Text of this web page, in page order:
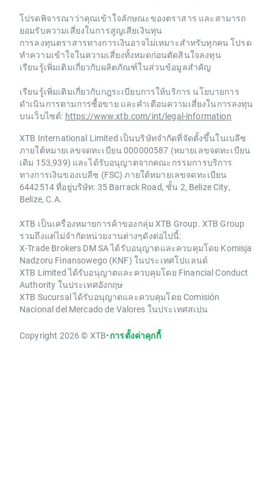
โปรดพิจารณาว่าคุณเข้าใจลักษณะของตราสาร และสามารถ
ยอมรับความเสี่ยงในการสูญเสียเงินทุน
การลงทุนตราสารทางการเงินอาจไม่เหมาะสำหรับทุกคน โปรด
ทำความเข้าใจในความเสี่ยงทั้งหมดก่อนตัดสินใจลงทุน
เรียนรู้เพิ่มเติมเกี่ยวกับผลิตภัณฑ์ในส่วนข้อมูลสำคัญ
เรียนรู้เพิ่มเติมเกี่ยวกับกฎระเบียบการให้บริการ นโยบายการ
ดำเนินการตามการซื้อขาย และคำเตือนความเสี่ยงในการลงทุน
บนเว็บไซต์: https://www.xtb.com/int/legal-information
XTB International Limited เป็นบริษัทจำกัดที่จัดตั้งขึ้นในเบลีซ
ภายใต้หมายเลขจดทะเบียน 000000587 (หมายเลขจดทะเบียน
เดิม 153,939) และได้รับอนุญาตจากคณะกรรมการบริการ
ทางการเงินของเบลีซ (FSC) ภายใต้หมายเลขจดทะเบียน
6442514 ที่อยู่บริษัท: 35 Barrack Road, ชั้น 2, Belize City,
Belize, C.A.
XTB เป็นเครื่องหมายการค้าของกลุ่ม XTB Group. XTB Group
รวมถึงแต่ไม่จำกัดหน่วยงานต่างๆดังต่อไปนี้:
X-Trade Brokers DM SA ได้รับอนุญาตและควบคุมโดย Komisja
Nadzoru Finansowego (KNF) ในประเทศโปแลนด์
XTB Limited ได้รับอนุญาตและควบคุมโดย Financial Conduct
Authority ในประเทศอังกฤษ
XTB Sucursal ได้รับอนุญาตและควบคุมโดย Comisión
Nacional del Mercado de Valores ในประเทศสเปน
Copyright 2026 © XTB•การตั้งค่าคุกกี้